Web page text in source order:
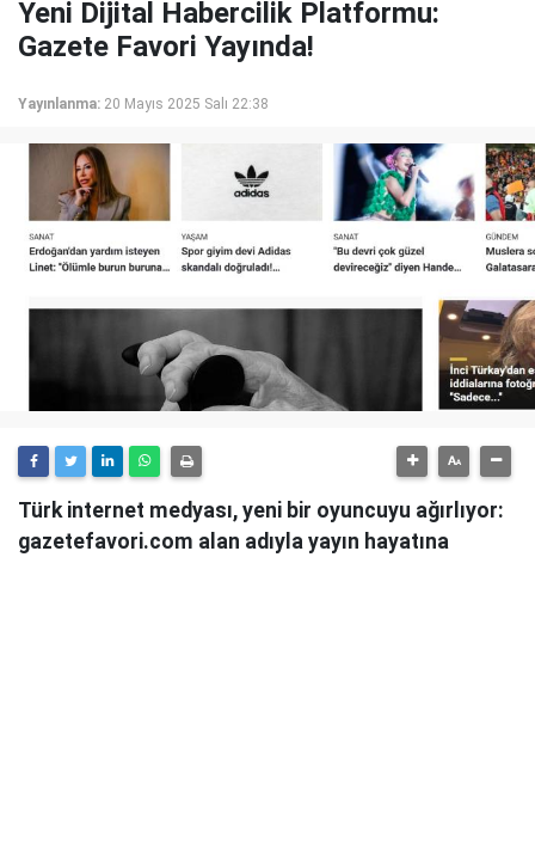
Yeni Dijital Habercilik Platformu:
Gazete Favori Yayında!
Yayınlanma: 20 Mayıs 2025 Salı 22:38
Türk internet medyası, yeni bir oyuncuyu ağırlıyor:
gazetefavori.com alan adıyla yayın hayatına